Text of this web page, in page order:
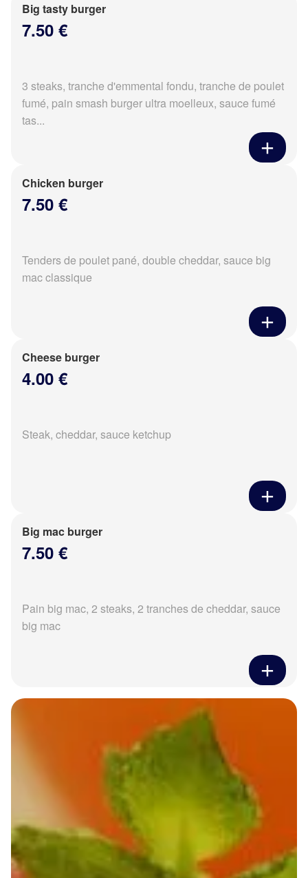
Big tasty burger
7.50 €
3 steaks, tranche d'emmental fondu, tranche de poulet
fumé, pain smash burger ultra moelleux, sauce fumé
tas...
Chicken burger
7.50 €
Tenders de poulet pané, double cheddar, sauce big
mac classique
Cheese burger
4.00 €
Steak, cheddar, sauce ketchup
Big mac burger
7.50 €
Pain big mac, 2 steaks, 2 tranches de cheddar, sauce
big mac